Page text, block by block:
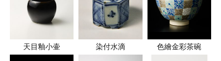
天目釉小壷 染付水滴 色繪金彩茶碗